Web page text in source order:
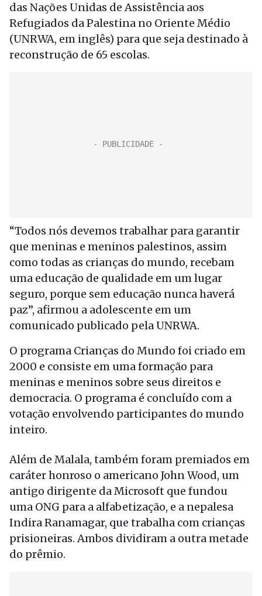
das Nações Unidas de Assistência aos
Refugiados da Palestina no Oriente Médio
(UNRWA, em inglês) para que seja destinado à
reconstrução de 65 escolas.
“Todos nós devemos trabalhar para garantir
que meninas e meninos palestinos, assim
como todas as crianças do mundo, recebam
uma educação de qualidade em um lugar
seguro, porque sem educação nunca haverá
paz”, afirmou a adolescente em um
comunicado publicado pela UNRWA.
O programa Crianças do Mundo foi criado em
2000 e consiste em uma formação para
meninas e meninos sobre seus direitos e
democracia. O programa é concluído com a
votação envolvendo participantes do mundo
inteiro.
Além de Malala, também foram premiados em
caráter honroso o americano John Wood, um
antigo dirigente da Microsoft que fundou
uma ONG para a alfabetização, e a nepalesa
Indira Ranamagar, que trabalha com crianças
prisioneiras. Ambos dividiram a outra metade
do prêmio.